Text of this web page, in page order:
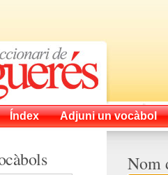
Índex Adjuni un vocàbol
Nom